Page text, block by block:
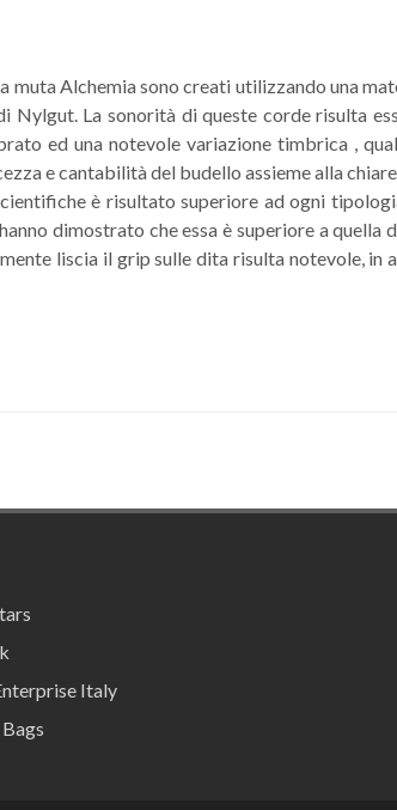
muta Alchemia sono creati utilizzando una
Nylgut. La sonorità di queste corde risulta
ed una notevole variazione timbrica ,
e cantabilità del budello assieme alla
è risultato superiore ad ogni
dimostrato che essa è superiore a quella
liscia il grip sulle dita risulta notevole, in
Italy